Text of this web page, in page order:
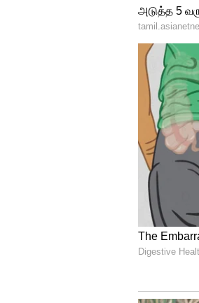
ஒரு
ஆனால்,
சண்டிகரில்
ஒன்றாக
கட்சியும்
இருப்பதாக
"மேயர்
வெல்வோம்.
முடிவு
சதாவும்
சண்டிகர்
மூத்த
கார்கே